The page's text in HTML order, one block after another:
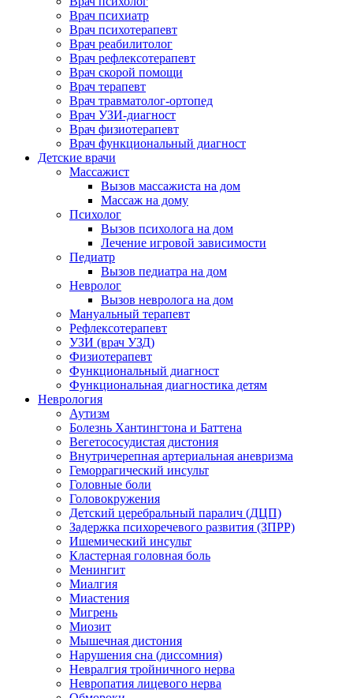
Врач психиатр
Врач психотерапевт
Врач реабилитолог
Врач рефлексотерапевт
Врач скорой помощи
Врач терапевт
Врач травматолог-ортопед
Врач УЗИ-диагност
Врач физиотерапевт
Врач функциональный диагност
Детские врачи
Массажист
Вызов массажиста на дом
Массаж на дому
Психолог
Вызов психолога на дом
Лечение игровой зависимости
Педиатр
Вызов педиатра на дом
Невролог
Вызов невролога на дом
Мануальный терапевт
Рефлексотерапевт
УЗИ (врач УЗД)
Физиотерапевт
Функциональный диагност
Функциональная диагностика детям
Неврология
Аутизм
Болезнь Хантингтона и Баттена
Вегетососудистая дистония
Внутричерепная артериальная аневризма
Геморрагический инсульт
Головные боли
Головокружения
Детский церебральный паралич (ДЦП)
Задержка психоречевого развития (ЗПРР)
Ишемический инсульт
Кластерная головная боль
Менингит
Миалгия
Миастения
Мигрень
Миозит
Мышечная дистония
Нарушения сна (диссомния)
Невралгия тройничного нерва
Невропатия лицевого нерва